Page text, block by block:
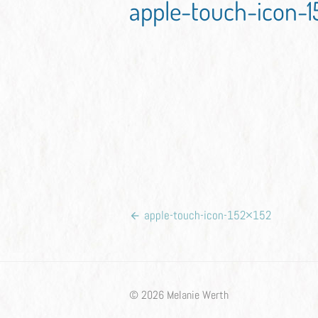
apple-touch-icon-
Beitragsnavigation
apple-touch-icon-152×152
© 2026 Melanie Werth